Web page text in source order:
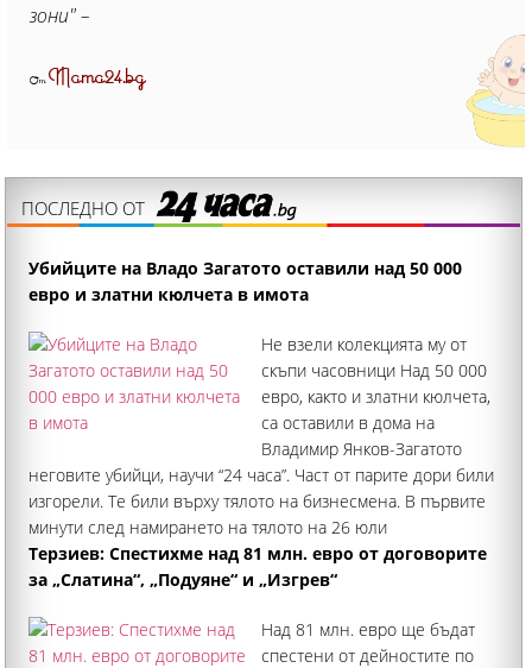
зони" –
ОтMama24.bg
ПОСЛЕДНО ОТ
Убийците на Владо Загатото оставили над 50 000
евро и златни кюлчета в имота
Не взели колекцията му от
скъпи часовници Над 50 000
евро, както и златни кюлчета,
са оставили в дома на
Владимир Янков-Загатото
неговите убийци, научи “24 часа”. Част от парите дори били
изгорели. Те били върху тялото на бизнесмена. В първите
минути след намирането на тялото на 26 юли
пожарникарите мислели
Терзиев: Спестихме над 81 млн. евро от договорите
за „Слатина“, „Подуяне“ и „Изгрев“
Над 81 млн. евро ще бъдат
спестени от дейностите по